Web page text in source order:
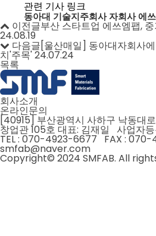
관련 기사 링크
동아대 기술지주회사 자회사 에
이전글부산 스타트업 에쓰엠팹,
24.08.19
다음글[울산매일] 동아대자회사
치'주목'24.07.24
목록
회사소개
온라인문의
[40915] 부산광역시 사하구 낙동대
창업관 105호 대표: 김재일 사업자
TEL : 070-4923-6677 FAX :
smfab@naver.com
Copyright© 2024 SMFAB. All